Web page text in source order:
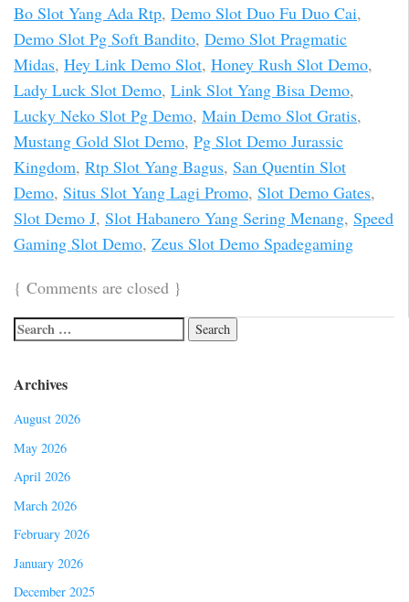
Bo Slot Yang Ada Rtp, Demo Slot Duo Fu Duo Cai,
Demo Slot Pg Soft Bandito, Demo Slot Pragmatic
Midas, Hey Link Demo Slot, Honey Rush Slot Demo,
Lady Luck Slot Demo, Link Slot Yang Bisa Demo,
Lucky Neko Slot Pg Demo, Main Demo Slot Gratis,
Mustang Gold Slot Demo, Pg Slot Demo Jurassic
Kingdom, Rtp Slot Yang Bagus, San Quentin Slot
Demo, Situs Slot Yang Lagi Promo, Slot Demo Gates,
Slot Demo J, Slot Habanero Yang Sering Menang, Speed
Gaming Slot Demo, Zeus Slot Demo Spadegaming
{ Comments are closed }
Archives
August 2026
May 2026
April 2026
March 2026
February 2026
January 2026
December 2025